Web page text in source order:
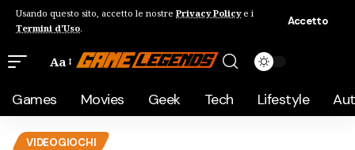
Usando questo sito, accetto le nostre Privacy Policye i
Termini d'Uso.
Accetto
Aa
Games Movies Geek Tech Lifestyle
VIDEOGIOCHI